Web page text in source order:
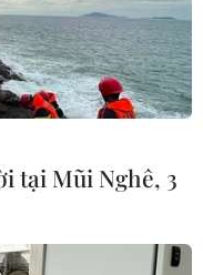
tại Mũi Nghê, 3